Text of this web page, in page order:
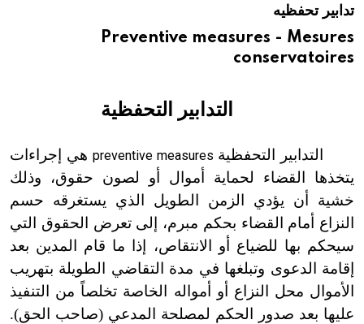
هيئة الموسوعة العربية تطلق موسوعات جديدة في عام 2026تدابير تحفظيه
Preventive measures - Mesures
conservatoires
التدابير التحفظية
التدابير التحفظية preventive measures هي إجراءات
يتخذها القضاء لحماية أموال أو لصون حقوق، وذلك
خشية أن يؤدي الزمن الطويل الذي يستغرقه حسم
النزاع أمام القضاء بحكم مبرم، إلى تعرض الحقوق التي
سيحكم بها للضياع أو الانتقاص، إذا ما قام المدين بعد
إقامة الدعوى وتبلغها في مدة التقاضي الطويلة بتهريب
الأموال محل النزاع أو أمواله الخاصة تخلصاً من التنفيذ
عليها بعد صدور الحكم لمصلحة المدعي (صاحب الحق).